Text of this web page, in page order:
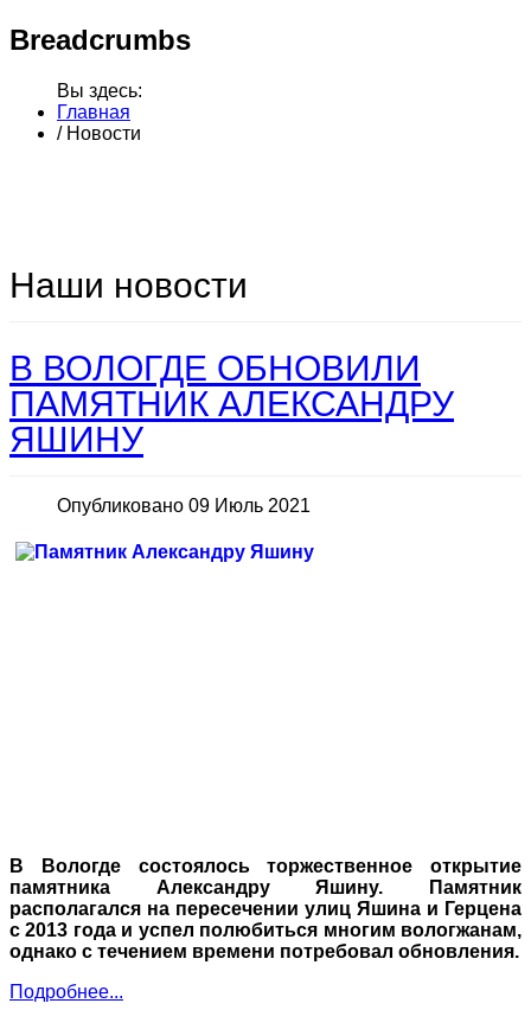
Breadcrumbs
Вы здесь:
Главная
/ Новости
Наши новости
В ВОЛОГДЕ ОБНОВИЛИ
ПАМЯТНИК АЛЕКСАНДРУ
ЯШИНУ
Опубликовано 09 Июль 2021
В Вологде состоялось торжественное открытие
памятника Александру Яшину. Памятник
располагался на пересечении улиц Яшина и Герцена
с 2013 года и успел полюбиться многим вологжанам,
однако с течением времени потребовал обновления.
Подробнее...